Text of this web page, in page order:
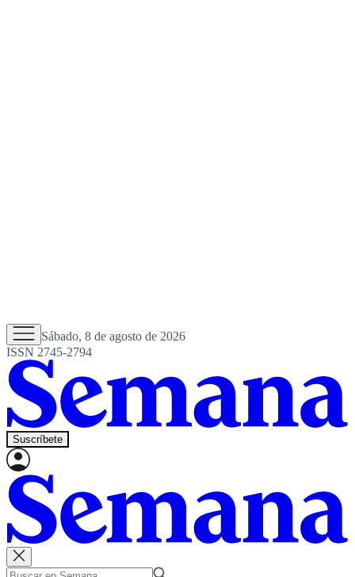
Sábado, 8 de agosto de 2026
ISSN 2745-2794
Suscríbete